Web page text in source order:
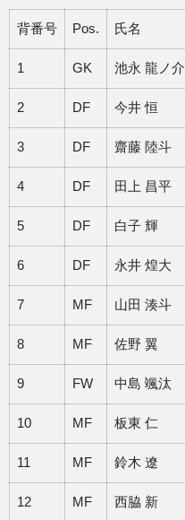
背番号 Pos. 氏名
1 GK 池永 龍ノ介
2 DF 今井 恒
3 DF 齋藤 陸斗
4 DF 田上 昌平
5 DF 白子 輝
6 DF 永井 煌大
7 MF 山田 湊斗
8 MF 佐野 翼
9 FW 中島 颯汰
10 MF 板東 仁
11 MF 鈴木 遼
12 MF 西脇 新